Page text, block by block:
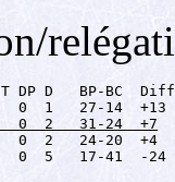
DP D   BP-BC  Diff
0  2   31-24  +7
0  2   24-20  +4
0  5   17-41  -24